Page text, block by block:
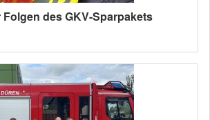
des GKV-Sparpakets